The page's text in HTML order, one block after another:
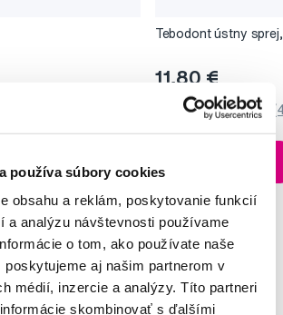
používa súbory cookies
obsahu a reklám, poskytovanie funkcií
a analýzu návštevnosti používame
o tom, ako používate naše
poskytujeme aj našim partnerom v
médií, inzercie a analýzy. Títo partneri
skombinovať s ďalšími
Ihneď v3 prodejnách
Tebodont ústny
11,80 €
5,0/5
a články